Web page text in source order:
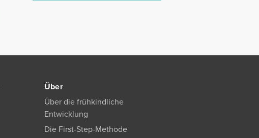
Über
Über die frühkindliche
Entwicklung
Die First-Step-Methode